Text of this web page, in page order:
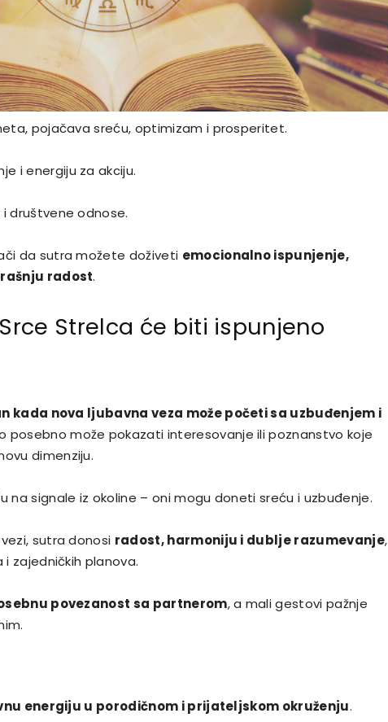
pojačava sreću, optimizam i prosperitet.
i energiju za akciju.
društvene odnose.
da sutra možete doživeti emocionalno ispunjenje,
radost.
Strelca će biti ispunjeno
kada nova ljubavna veza može početi sa uzbuđenjem i
posebno može pokazati interesovanje ili poznanstvo koje
dimenziju.
na signale iz okoline – oni mogu doneti sreću i uzbuđenje.
sutra donosi radost, harmoniju i dublje razumevanje,
zajedničkih planova.
povezanost sa partnerom, a mali gestovi pažnje
energiju u porodičnom i prijateljskom okruženju.